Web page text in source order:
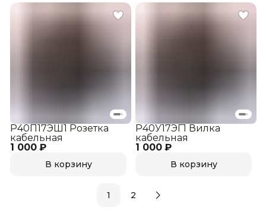
1 000 ₽
Р40П17ЭШ1 Розетка
кабельная
В корзину
1 000 ₽
Р40У17ЭГ1 Вилка
кабельная
В корзину
1 2